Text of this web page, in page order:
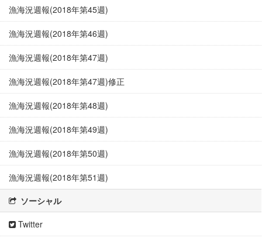
漁海況週報(2018年第45週)
漁海況週報(2018年第46週)
漁海況週報(2018年第47週)
漁海況週報(2018年第47週)修正
漁海況週報(2018年第48週)
漁海況週報(2018年第49週)
漁海況週報(2018年第50週)
漁海況週報(2018年第51週)
ソーシャル
Twitter